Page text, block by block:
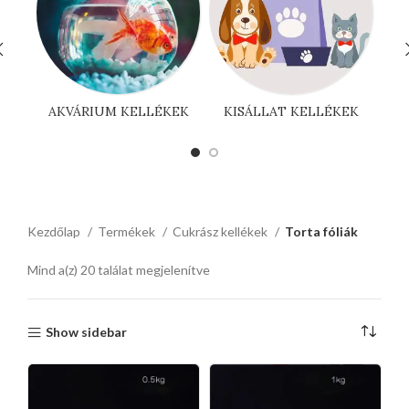
AKVÁRIUM KELLÉKEK KISÁLLAT KELLÉKEK
Kezdőlap Termékek Cukrász kellékek Torta fóliák
Mind a(z) 20 találat megjelenítve
Show sidebar